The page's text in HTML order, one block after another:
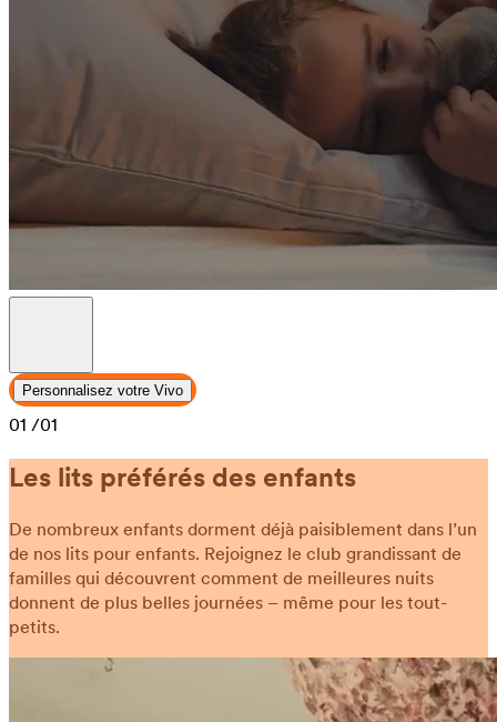
Personnalisez votre Vivo
01 /01
Les lits préférés des enfants
De nombreux enfants dorment déjà paisiblement dans l’un
de nos lits pour enfants. Rejoignez le club grandissant de
familles qui découvrent comment de meilleures nuits
donnent de plus belles journées – même pour les tout-
petits.